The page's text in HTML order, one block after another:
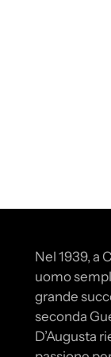
Nel 1939, a
uomo
grande
seconda
D’Augusta